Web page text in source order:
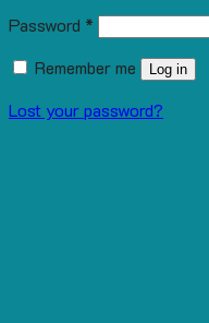
Password *
Remember me
Log in
Lost your password?